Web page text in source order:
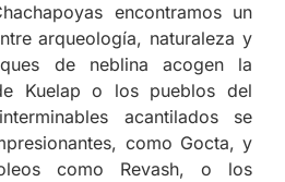
encontramos un
arqueología, naturaleza y
de neblina acogen la
Kuelap o los pueblos del
acantilados se
como Gocta, y
como Revash, o los